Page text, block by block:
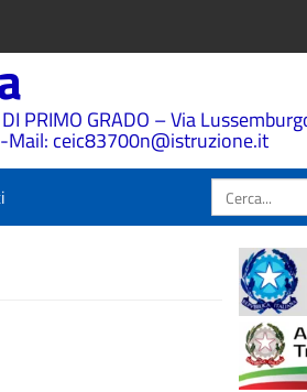
PRIMO GRADO – Via
Mail: ceic83700n@istruzione.it
Cerca